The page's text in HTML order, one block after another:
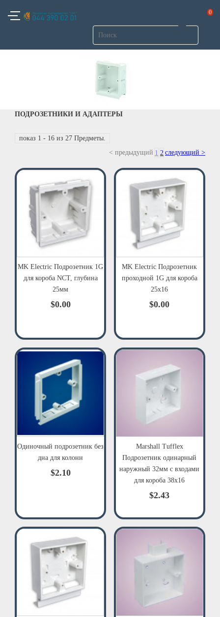
0
ПОДРОЗЕТНИКИ И АДАПТЕРЫ
показ 1 - 16 из 27 Предметы.
< предыдущий 1 2 следующий >
MK Electric Подрозетник 1G
для короба NCT, глубина
25мм
$0.00
MK Electric Подрозетник
проходной 1G для короба
25x16
$0.00
Одиночный подрозетник без
дна для колонн
$2.10
Marshall Tufflex
Подрозетник одинарный
наружный 32мм с входами
для короба 38x16
$2.43